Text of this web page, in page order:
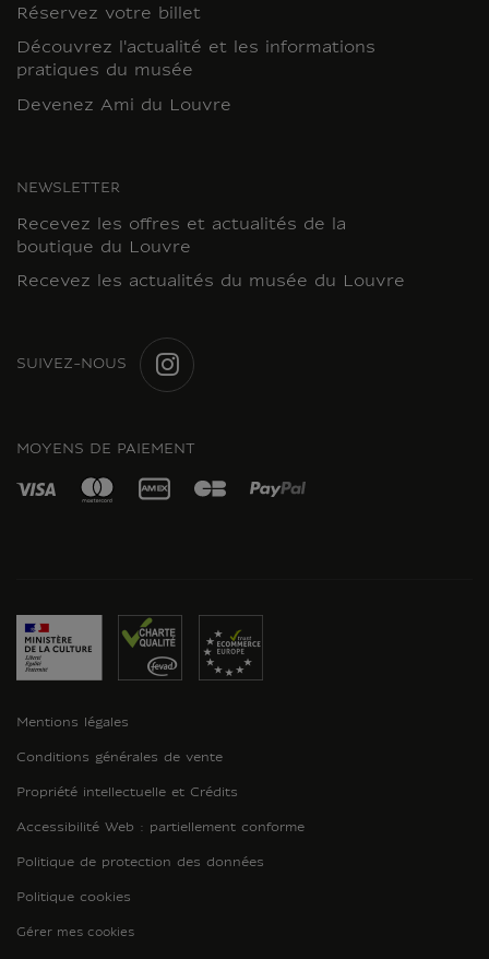
Réservez votre billet
Découvrez l'actualité et les informations
pratiques du musée
Devenez Ami du Louvre
NEWSLETTER
Recevez les offres et actualités de la
boutique du Louvre
Recevez les actualités du musée du Louvre
SUIVEZ-NOUS
MOYENS DE PAIEMENT
Mentions légales
Conditions générales de vente
Propriété intellectuelle et Crédits
Accessibilité Web : partiellement conforme
Politique de protection des données
Politique cookies
Gérer mes cookies